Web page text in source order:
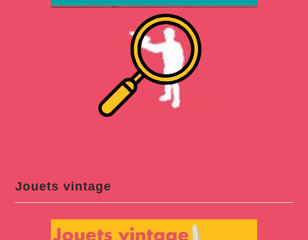
Jouets vintage